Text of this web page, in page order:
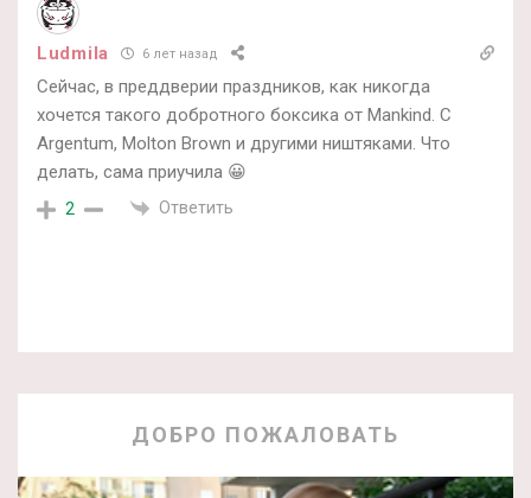
Ludmila 6 лет назад
Сейчас, в преддверии праздников, как никогда
хочется такого добротного боксика от Mankind. С
Argentum, Molton Brown и другими ништяками. Что
делать, сама приучила 😀
2 Ответить
ДОБРО ПОЖАЛОВАТЬ